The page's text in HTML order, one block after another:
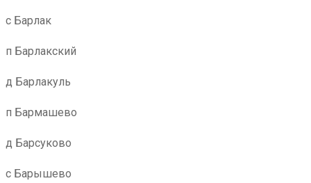
с Барлак
п Барлакский
д Барлакуль
п Бармашево
д Барсуково
с Барышево